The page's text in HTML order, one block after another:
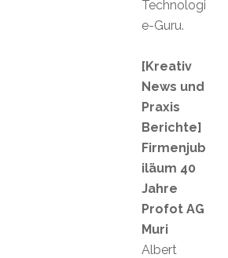
Technologi
e-Guru.
[Kreativ
News und
Praxis
Berichte]
Firmenjub
iläum 40
Jahre
Profot AG
Muri
Albert